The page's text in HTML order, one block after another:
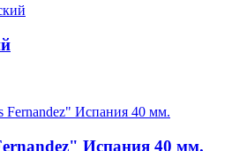
Испания 40 мм.